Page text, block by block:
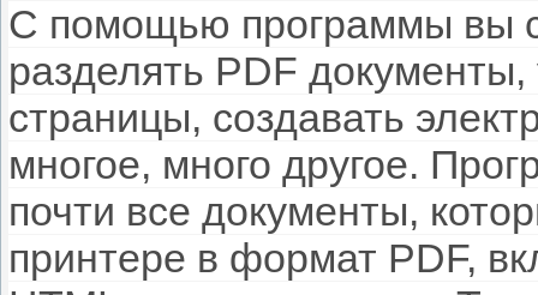
С помощью программы вы
разделять PDF
страницы, создавать
многое, много другое.
почти все документы,
принтере в формат PDF,